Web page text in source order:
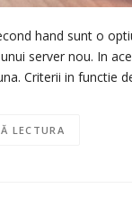
hand sunt o
server nou. In
Criterii in functie
LECTURA